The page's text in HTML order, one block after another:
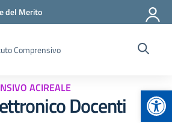
del Merito
Comprensivo
ACIREALE
Docenti